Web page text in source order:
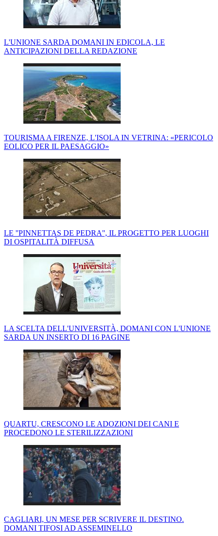
L'UNIONE SARDA DOMANI IN EDICOLA, LE
ANTICIPAZIONI DELLA REDAZIONE
TOURISMA A FIRENZE, L'ISOLA IN VETRINA: «PERICOLO
EOLICO PER IL PAESAGGIO»
LE ''PINNETTAS DE PEDRA'', IL PROGETTO PER LUOGHI
DI OSPITALITÀ DIFFUSA
LA SCELTA DELL'UNIVERSITÀ, DOMANI CON L'UNIONE
SARDA UN INSERTO DI 16 PAGINE
QUARTU, CRESCONO LE ADOZIONI DEI CANI E
PROCEDONO LE STERILIZZAZIONI
CAGLIARI, UN MESE PER SCRIVERE IL DESTINO.
DOMANI TIFOSI AD ASSEMINELLO